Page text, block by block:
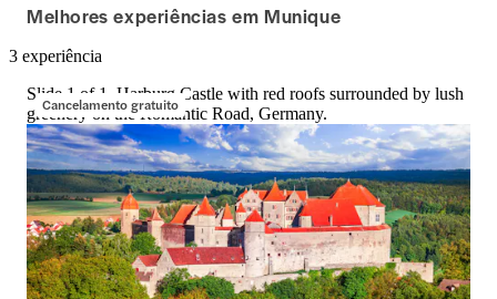
Melhores experiências em Munique
3 experiência
Cancelamento gratuito
Slide 1 of 1, Harburg Castle with red roofs surrounded by lush
greenery on the Romantic Road, Germany.